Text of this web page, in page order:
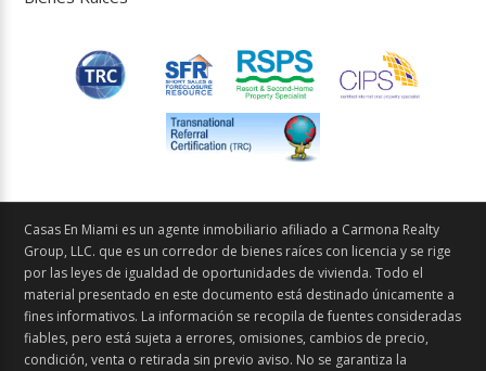
Casas En Miami es un agente inmobiliario afiliado a Carmona Realty
Group, LLC. que es un corredor de bienes raíces con licencia y se rige
por las leyes de igualdad de oportunidades de vivienda. Todo el
material presentado en este documento está destinado únicamente a
fines informativos. La información se recopila de fuentes consideradas
fiables, pero está sujeta a errores, omisiones, cambios de precio,
condición, venta o retirada sin previo aviso. No se garantiza la